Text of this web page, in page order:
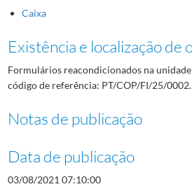
Caixa
Existência e localização de
Formulários reacondicionados na
código de referência: PT/COP/FI/25/0002.
Notas de publicação
Data de publicação
03/08/2021 07:10:00